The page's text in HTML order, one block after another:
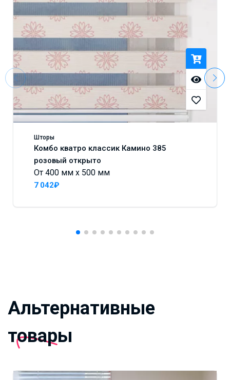
Шторы
Комбо кватро классик Камино 385
розовый открыто
От 400 мм x 500 мм
7 042₽
Альтернативные
товары